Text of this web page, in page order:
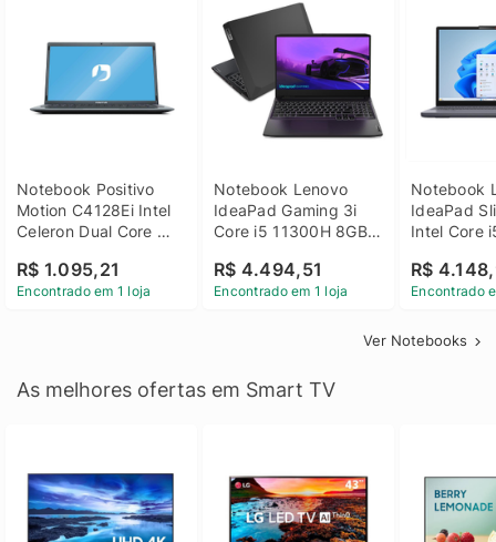
Notebook Positivo
Motion C4128Ei Intel
Celeron Dual Core
Linux 14 - 3002181
R$ 1.095,21
Encontrado em 1 loja
Notebook Lenovo
IdeaPad Gaming 3i
Core i5 11300H 8GB
GTX 1650 4GB 15.6
FHD Linux - Preto
R$ 4.494,51
Encontrado em 1 loja
Notebook
IdeaPad
Intel Core
SSD Win
R$
Encontrado
Ver Notebooks
As melhores ofertas em Smart TV